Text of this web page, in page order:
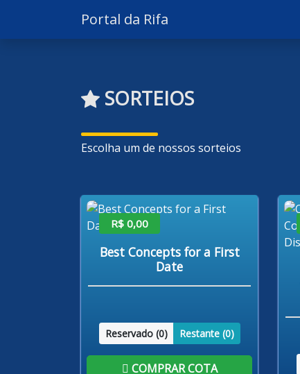
Portal da Rifa
SORTEIOS
Escolha um de nossos sorteios
R$ 0,00
Best Concepts for a First
Date
Reservado (0) Restante (0)
COMPRAR COTA